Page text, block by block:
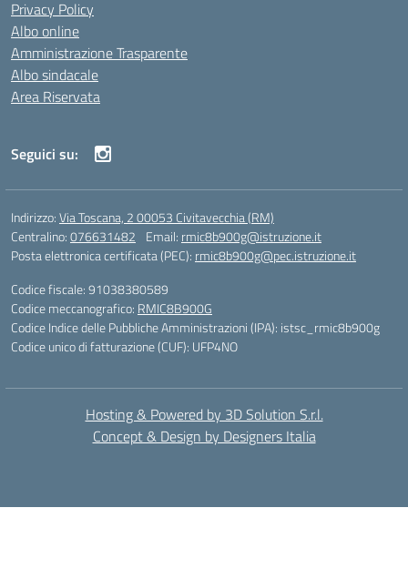
Privacy Policy
Albo online
Amministrazione Trasparente
Albo sindacale
Area Riservata
Seguici su:
Indirizzo:Via Toscana, 2 00053 Civitavecchia (RM)
Centralino:076631482 Email: rmic8b900g@istruzione.it
Posta elettronica certificata (PEC): rmic8b900g@pec.istruzione.it
Codice fiscale: 91038380589
Codice meccanografico: RMIC8B900G
Codice Indice delle Pubbliche Amministrazioni (IPA): istsc_rmic8b900g
Codice unico di fatturazione (CUF): UFP4NO
Hosting & Powered by 3D Solution S.r.l.
Concept & Design by Designers Italia